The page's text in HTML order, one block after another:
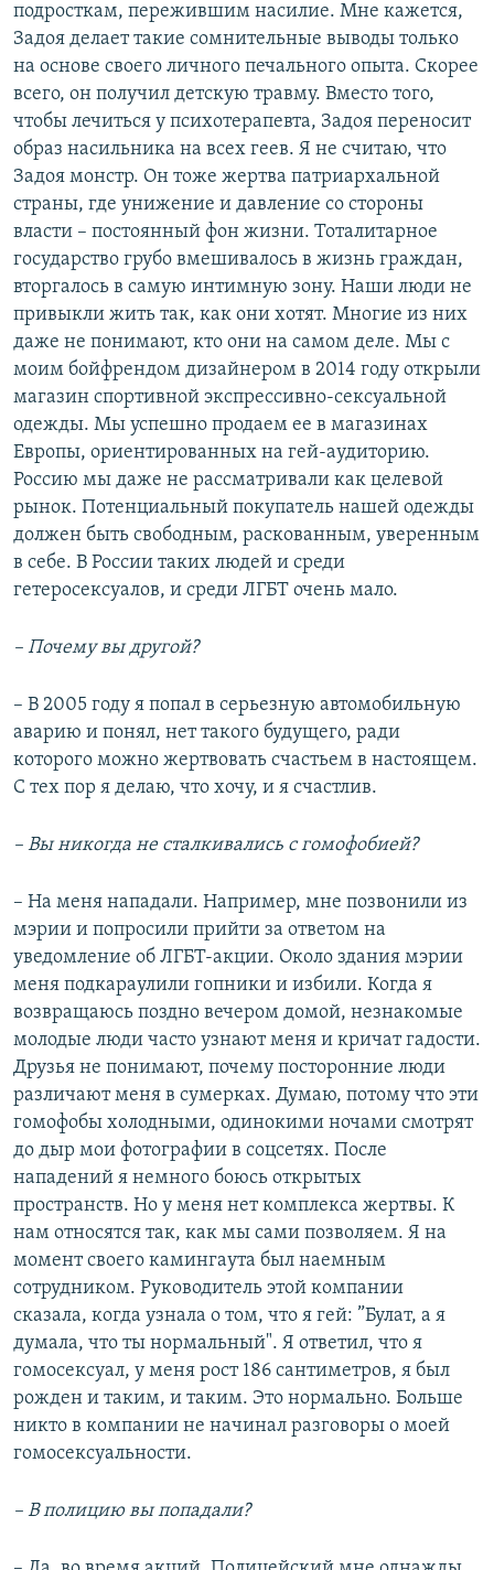
подросткам, пережившим насилие. Мне кажется,
Задоя делает такие сомнительные выводы только
на основе своего личного печального опыта. Скорее
всего, он получил детскую травму. Вместо того,
чтобы лечиться у психотерапевта, Задоя переносит
образ насильника на всех геев. Я не считаю, что
Задоя монстр. Он тоже жертва патриархальной
страны, где унижение и давление со стороны
власти – постоянный фон жизни. Тоталитарное
государство грубо вмешивалось в жизнь граждан,
вторгалось в самую интимную зону. Наши люди не
привыкли жить так, как они хотят. Многие из них
даже не понимают, кто они на самом деле. Мы с
моим бойфрендом дизайнером в 2014 году открыли
магазин спортивной экспрессивно-сексуальной
одежды. Мы успешно продаем ее в магазинах
Европы, ориентированных на гей-аудиторию.
Россию мы даже не рассматривали как целевой
рынок. Потенциальный покупатель нашей одежды
должен быть свободным, раскованным, уверенным
в себе. В России таких людей и среди
гетеросексуалов, и среди ЛГБТ очень мало.
– Почему вы другой?
– В 2005 году я попал в серьезную автомобильную
аварию и понял, нет такого будущего, ради
которого можно жертвовать счастьем в настоящем.
С тех пор я делаю, что хочу, и я счастлив.
– Вы никогда не сталкивались с гомофобией?
– На меня нападали. Например, мне позвонили из
мэрии и попросили прийти за ответом на
уведомление об ЛГБТ-акции. Около здания мэрии
меня подкараулили гопники и избили. Когда я
возвращаюсь поздно вечером домой, незнакомые
молодые люди часто узнают меня и кричат гадости.
Друзья не понимают, почему посторонние люди
различают меня в сумерках. Думаю, потому что эти
гомофобы холодными, одинокими ночами смотрят
до дыр мои фотографии в соцсетях. После
нападений я немного боюсь открытых
пространств. Но у меня нет комплекса жертвы. К
нам относятся так, как мы сами позволяем. Я на
момент своего камингаута был наемным
сотрудником. Руководитель этой компании
сказала, когда узнала о том, что я гей: ”Булат, а я
думала, что ты нормальный". Я ответил, что я
гомосексуал, у меня рост 186 сантиметров, я был
рожден и таким, и таким. Это нормально. Больше
никто в компании не начинал разговоры о моей
гомосексуальности.
– В полицию вы попадали?